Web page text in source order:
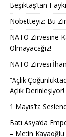
Beşiktaş’tan
Nöbetteyiz: Bu
NATO Zirvesine
Olmayacağız!
NATO Zirvesi
“Açlık
Açlık Derinleşiyor!
1 Mayıs’ta
Batı Asya’da
– Metin Kayaoğlu